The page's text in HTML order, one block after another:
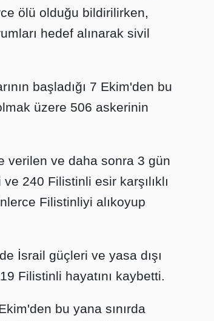
ölü olduğu bildirilirken,
hedef alınarak sivil
başladığı 7 Ekim'den bu
üzere 506 askerinin
verilen ve daha sonra 3 gün
240 Filistinli esir karşılıklı
Filistinliyi alıkoyup
İsrail güçleri ve yasa dışı
Filistinli hayatını kaybetti.
bu yana sınırda